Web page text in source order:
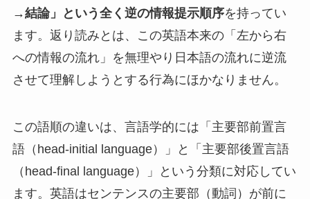
→結論」という全く逆の情報提示順序を持ってい
ます。返り読みとは、この英語本来の「左から右
への情報の流れ」を無理やり日本語の流れに逆流
させて理解しようとする行為にほかなりません。
この語順の違いは、言語学的には「主要部前置言
語（head-initial language）」と「主要部後置言語
（head-final language）」という分類に対応してい
ます。英語はセンテンスの主要部（動詞）が前に